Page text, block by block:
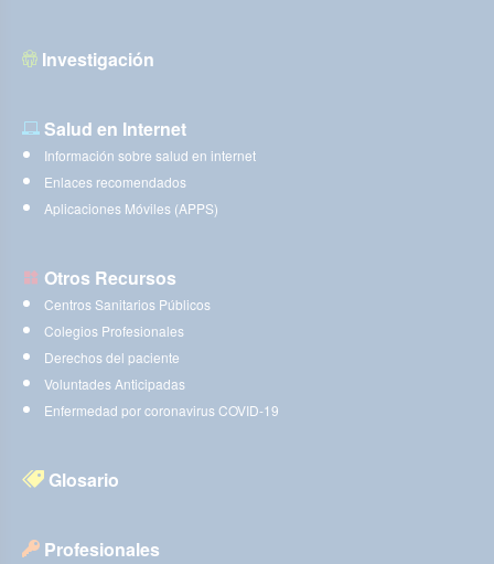
Investigación
Salud en Internet
Información sobre salud en internet
Enlaces recomendados
Aplicaciones Móviles (APPS)
Otros Recursos
Centros Sanitarios Públicos
Colegios Profesionales
Derechos del paciente
Voluntades Anticipadas
Enfermedad por coronavirus COVID-19
Glosario
Profesionales